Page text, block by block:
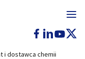
i dostawca chemii